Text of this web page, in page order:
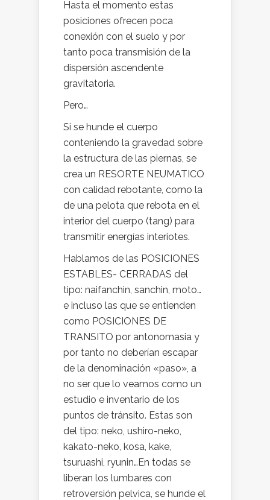
Hasta el momento estas
posiciones ofrecen poca
conexión con el suelo y por
tanto poca transmisión de la
dispersión ascendente
gravitatoria.
Pero…
Si se hunde el cuerpo
conteniendo la gravedad sobre
la estructura de las piernas, se
crea un RESORTE NEUMATICO
con calidad rebotante, como la
de una pelota que rebota en el
interior del cuerpo (tang) para
transmitir energías interiotes.
Hablamos de las POSICIONES
ESTABLES- CERRADAS del
tipo: naifanchin, sanchin, moto…
e incluso las que se entienden
como POSICIONES DE
TRANSITO por antonomasia y
por tanto no deberían escapar
de la denominación «paso», a
no ser que lo veamos como un
estudio e inventario de los
puntos de tránsito. Estas son
del tipo: neko, ushiro-neko,
kakato-neko, kosa, kake,
tsuruashi, ryunin…En todas se
liberan los lumbares con
retroversión pelvica, se hunde el